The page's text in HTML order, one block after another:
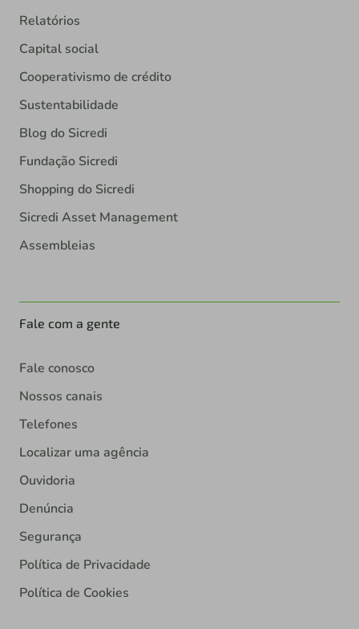
Relatórios
Capital social
Cooperativismo de crédito
Sustentabilidade
Blog do Sicredi
Fundação Sicredi
Shopping do Sicredi
Sicredi Asset Management
Assembleias
Fale com a gente
Fale conosco
Nossos canais
Telefones
Localizar uma agência
Ouvidoria
Denúncia
Segurança
Política de Privacidade
Política de Cookies